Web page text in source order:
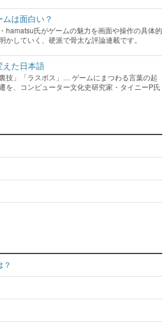
は面白い？
hamatsu氏がゲームの魅力を画面や操作の具体的
かしていく、硬派で骨太な評論連載です。
えた日本語
裏技」「ラスボス」… ゲームにまつわる言葉の起
を、コンピューター文化史研究家・タイニーP氏
？